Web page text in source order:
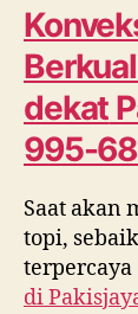
dekat
995-
Saat akan
topi,
di